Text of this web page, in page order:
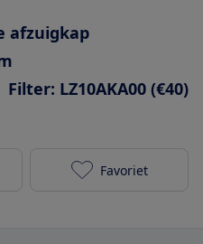
afzuigkap
Filter: LZ10AKA00 (€40)
Siemens
Favoriet